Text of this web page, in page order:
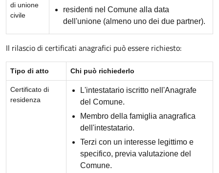
di unione
civile
residenti nel Comune alla data
dell'unione (almeno uno dei due partner).
Il rilascio di certificati anagrafici può essere richiesto:
Tipo di atto Chi può richiederlo
Certificato di
residenza
L'intestatario iscritto nell'Anagrafe
del Comune.
Membro della famiglia anagrafica
dell'intestatario.
Terzi con un interesse legittimo e
specifico, previa valutazione del
Comune.